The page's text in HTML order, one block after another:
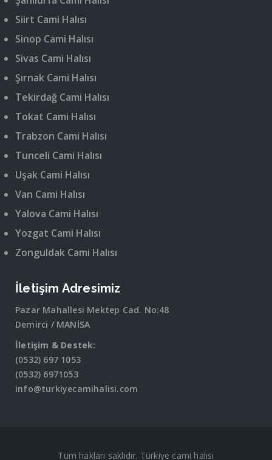
Siirt Cami Halısı
Sinop Cami Halısı
Sivas Cami Halısı
Şırnak Cami Halısı
Tekirdağ Cami Halısı
Tokat Cami Halısı
Trabzon Cami Halısı
Tunceli Cami Halısı
Uşak Cami Halısı
Van Cami Halısı
Yalova Cami Halısı
Yozgat Cami Halısı
Zonguldak Cami Halısı
İletişim Adresimiz
Pazar Mahallesi Mektep Cad. No:48
Demirci / MANİSA
İletişim & Destek:
(0532) 697 1053
(0532) 6971053
info@turkiyecamihalisi.com
Tüm hakları saklıdır. Türkiye cami halısı